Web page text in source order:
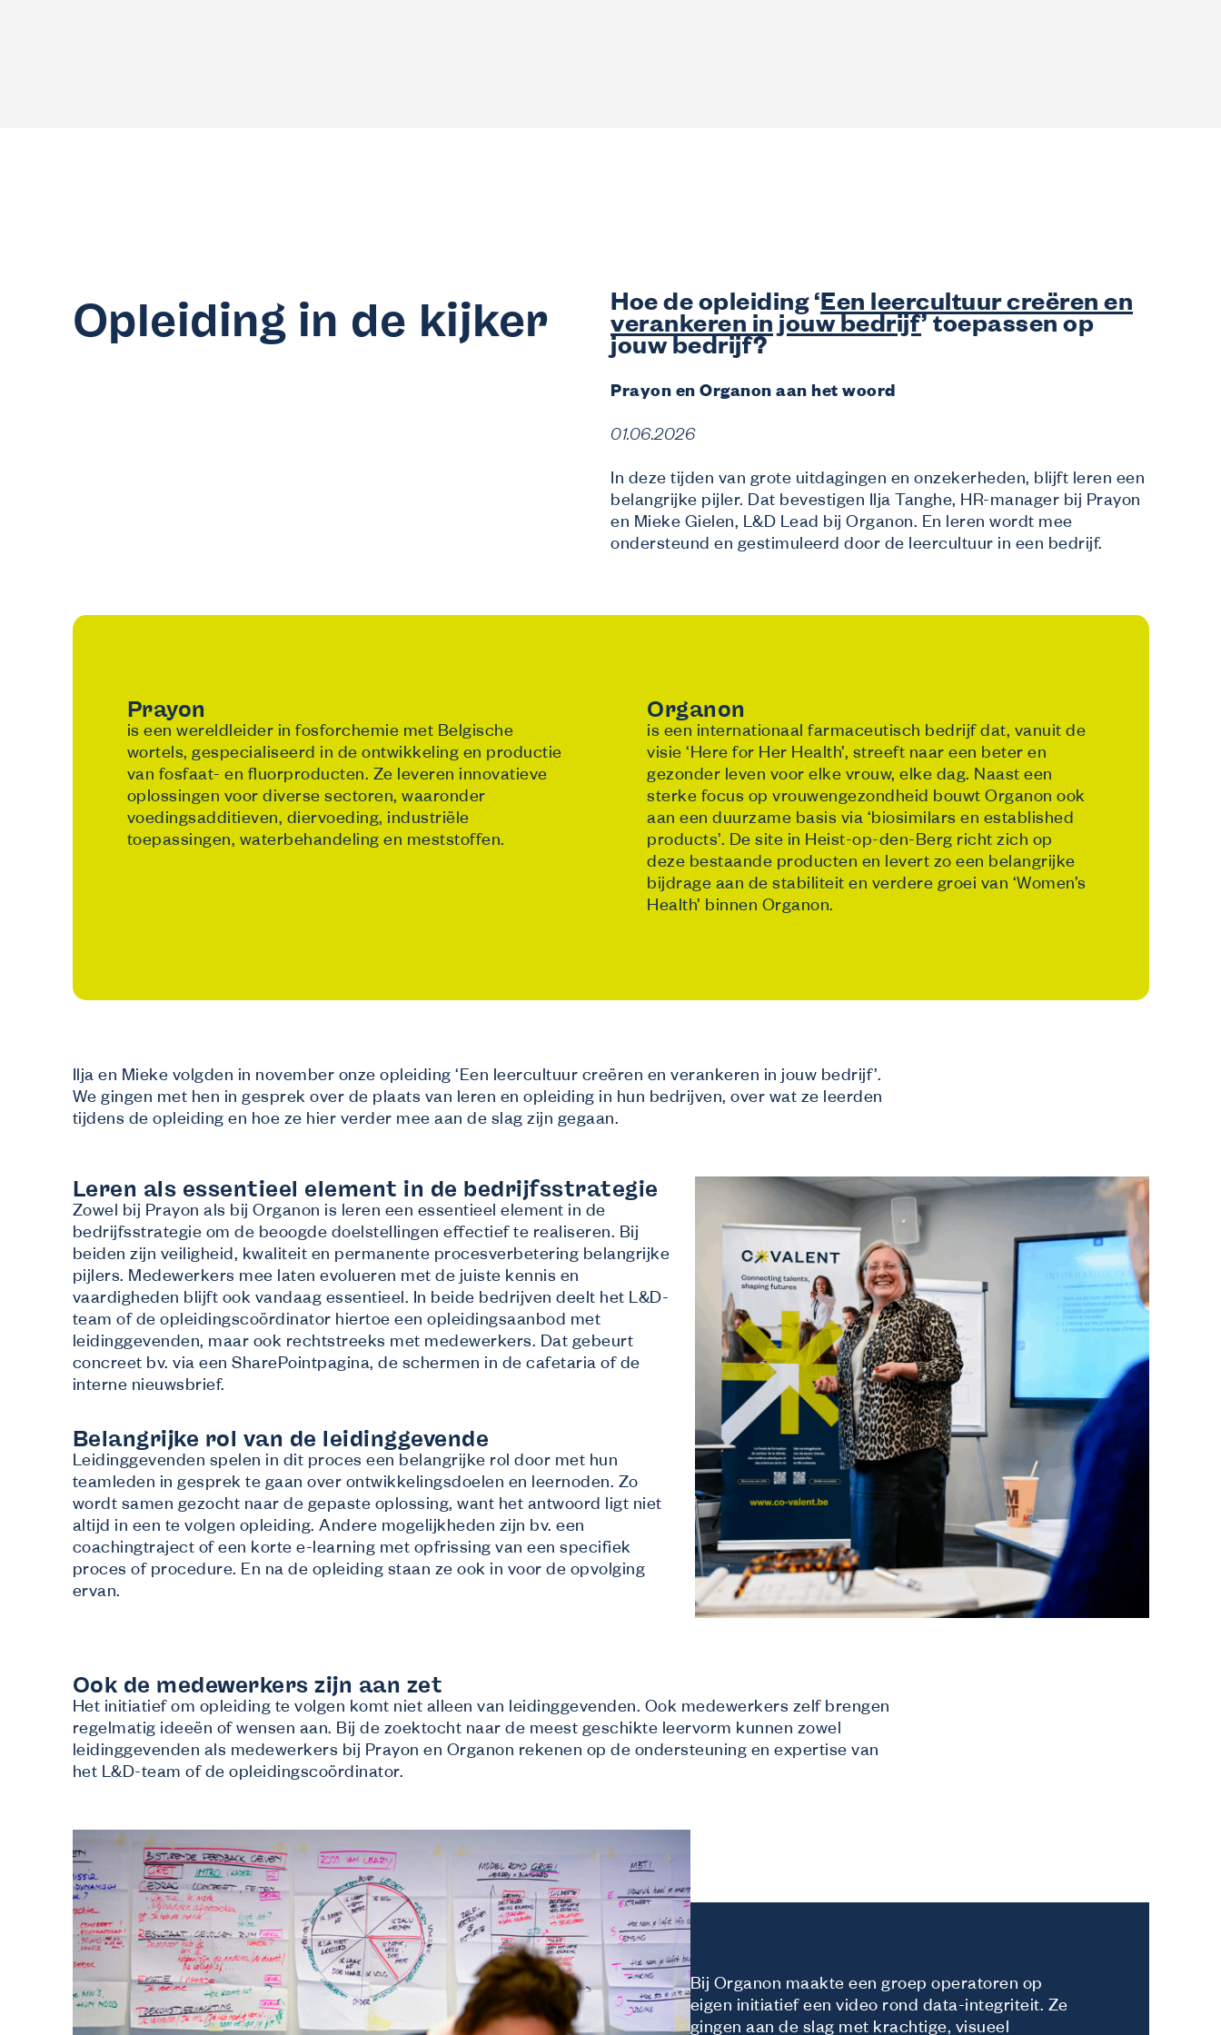
Opleiding in de kijker Hoe de opleiding ‘Een leercultuur creëren en
verankeren in jouw bedrijf’ toepassen op
jouw bedrijf?
Prayon en Organon aan het woord
01.06.2026
In deze tijden van grote uitdagingen en onzekerheden, blijft leren een
belangrijke pijler. Dat bevestigen Ilja Tanghe, HR-manager bij Prayon
en Mieke Gielen, L&D Lead bij Organon. En leren wordt mee
ondersteund en gestimuleerd door de leercultuur in een bedrijf.
Prayon
is een wereldleider in fosforchemie met Belgische
wortels, gespecialiseerd in de ontwikkeling en productie
van fosfaat- en fluorproducten. Ze leveren innovatieve
oplossingen voor diverse sectoren, waaronder
voedingsadditieven, diervoeding, industriële
toepassingen, waterbehandeling en meststoffen.
Organon
is een internationaal farmaceutisch bedrijf dat, vanuit de
visie ‘Here for Her Health’, streeft naar een beter en
gezonder leven voor elke vrouw, elke dag. Naast een
sterke focus op vrouwengezondheid bouwt Organon ook
aan een duurzame basis via ‘biosimilars en established
products’. De site in Heist-op-den-Berg richt zich op
deze bestaande producten en levert zo een belangrijke
bijdrage aan de stabiliteit en verdere groei van ‘Women’s
Health’ binnen Organon.
Ilja en Mieke volgden in november onze opleiding ‘Een leercultuur creëren en verankeren in jouw bedrijf’.
We gingen met hen in gesprek over de plaats van leren en opleiding in hun bedrijven, over wat ze leerden
tijdens de opleiding en hoe ze hier verder mee aan de slag zijn gegaan.
Leren als essentieel element in de bedrijfsstrategie
Zowel bij Prayon als bij Organon is leren een essentieel element in de
bedrijfsstrategie om de beoogde doelstellingen effectief te realiseren. Bij
beiden zijn veiligheid, kwaliteit en permanente procesverbetering belangrijke
pijlers. Medewerkers mee laten evolueren met de juiste kennis en
vaardigheden blijft ook vandaag essentieel. In beide bedrijven deelt het L&D-
team of de opleidingscoördinator hiertoe een opleidingsaanbod met
leidinggevenden, maar ook rechtstreeks met medewerkers. Dat gebeurt
concreet bv. via een SharePointpagina, de schermen in de cafetaria of de
interne nieuwsbrief.
Belangrijke rol van de leidinggevende
Leidinggevenden spelen in dit proces een belangrijke rol door met hun
teamleden in gesprek te gaan over ontwikkelingsdoelen en leernoden. Zo
wordt samen gezocht naar de gepaste oplossing, want het antwoord ligt niet
altijd in een te volgen opleiding. Andere mogelijkheden zijn bv. een
coachingtraject of een korte e-learning met opfrissing van een specifiek
proces of procedure. En na de opleiding staan ze ook in voor de opvolging
ervan.
Ook de medewerkers zijn aan zet
Het initiatief om opleiding te volgen komt niet alleen van leidinggevenden. Ook medewerkers zelf brengen
regelmatig ideeën of wensen aan. Bij de zoektocht naar de meest geschikte leervorm kunnen zowel
leidinggevenden als medewerkers bij Prayon en Organon rekenen op de ondersteuning en expertise van
het L&D-team of de opleidingscoördinator.
Bij Organon maakte een groep operatoren op
eigen initiatief een video rond data-integriteit. Ze
gingen aan de slag met krachtige, visueel